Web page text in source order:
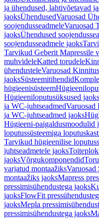
ja ühendused, lahtivõetavad
jaoksÜhendusedVaruosad
soojendusseadmeleVaruosad
jaoksÜhendused
soojendusseadmele jaoks
Tarvikud Geberit Mapressile
muhvideleKatted torudele
ühendusteleVaruosad
jaoksSüsteemitihendid
hügieenisüsteem
Hügieeniloputusüksused jaoks
ja WC-juhtseadmedVaruosad
ja WC-juhtseadmed jaoks
Hügieeni-paigaldusmoodulid
loputussüsteemiga
Tarvikud hügieenilise
juhtseadmetele jaoks
jaoksVõrgukomponendid
varjatud montaažiksVaruosad
montaažiks jaoksMapress
pressimisühendustega jaoks
jaoksFlowFit
jaoksMepla
pressimisühendustega jaoks